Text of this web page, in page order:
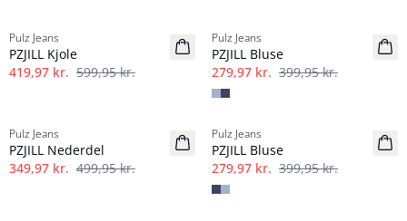
-30%
Pulz Jeans
PZJILL Kjole
419,97 kr. 599,95 kr.
Pulz Jeans
PZJILL Bluse
279,97 kr. 399,95 kr.
Pulz Jeans
PZJILL Nederdel
349,97 kr. 499,95 kr.
-30%
Pulz Jeans
PZJILL Bluse
279,97 kr. 399,95 kr.